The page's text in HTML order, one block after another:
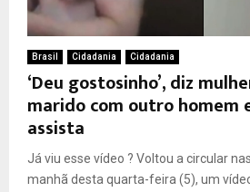
Brasil Cidadania Cidadania
‘Deu gostosinho’, diz
marido com outro homem
assista
Já viu esse vídeo ? Voltou a circular
manhã desta quarta-feira (5), um